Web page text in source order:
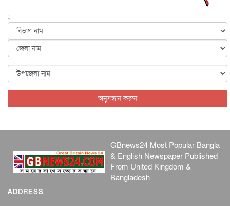
জুলাইয়ের কৃতিত্ব নেওয়ার জন্য সবাই প্রতিযোগিতায় নেমেছে :
৬ আগস্ট, ২০২৬
৬ আগস্ট, ২০২৬
;
অনুসন্ধান করুন
GBnews24 Most Popular Bangla
& English Newspaper Published
From United Kingdom &
Bangladesh
ADDRESS